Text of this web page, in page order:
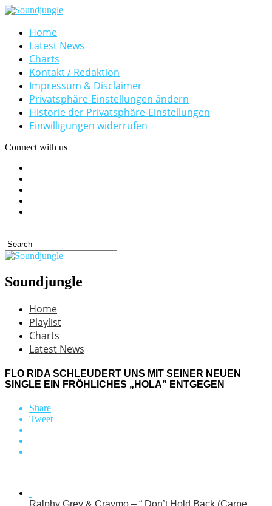
Home
Latest News
Charts
Kontakt / Redaktion
Impressum & Disclaimer
Privatsphäre-Einstellungen ändern
Historie der Privatsphäre-Einstellungen
Einwilligungen widerrufen
Connect with us
Soundjungle
Home
Playlist
Charts
Latest News
FLO RIDA SCHLEUDERT UNS MIT SEINER NEUEN
SINGLE EIN FRÖHLICHES „HOLA” ENTGEGEN
Share
Tweet